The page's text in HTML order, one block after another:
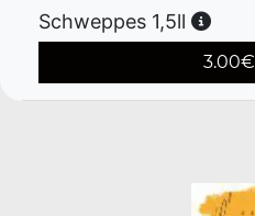
Schweppes 1,5ll
3.00€